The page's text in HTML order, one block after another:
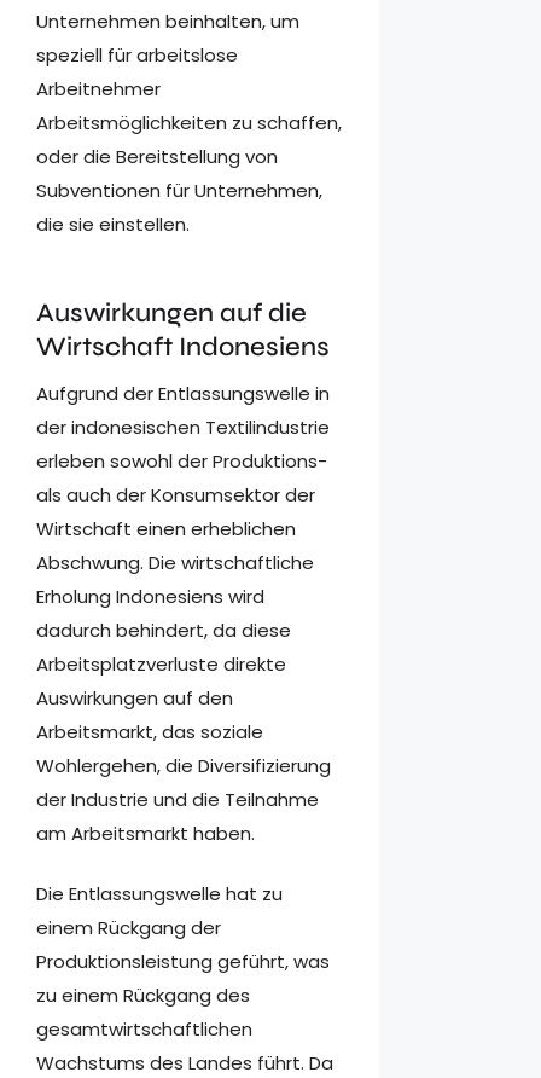
Unternehmen beinhalten, um
speziell für arbeitslose
Arbeitnehmer
Arbeitsmöglichkeiten zu schaffen,
oder die Bereitstellung von
Subventionen für Unternehmen,
die sie einstellen.
Auswirkungen auf die
Wirtschaft Indonesiens
Aufgrund der Entlassungswelle in
der indonesischen Textilindustrie
erleben sowohl der Produktions-
als auch der Konsumsektor der
Wirtschaft einen erheblichen
Abschwung. Die wirtschaftliche
Erholung Indonesiens wird
dadurch behindert, da diese
Arbeitsplatzverluste direkte
Auswirkungen auf den
Arbeitsmarkt, das soziale
Wohlergehen, die Diversifizierung
der Industrie und die Teilnahme
am Arbeitsmarkt haben.
Die Entlassungswelle hat zu
einem Rückgang der
Produktionsleistung geführt, was
zu einem Rückgang des
gesamtwirtschaftlichen
Wachstums des Landes führt. Da